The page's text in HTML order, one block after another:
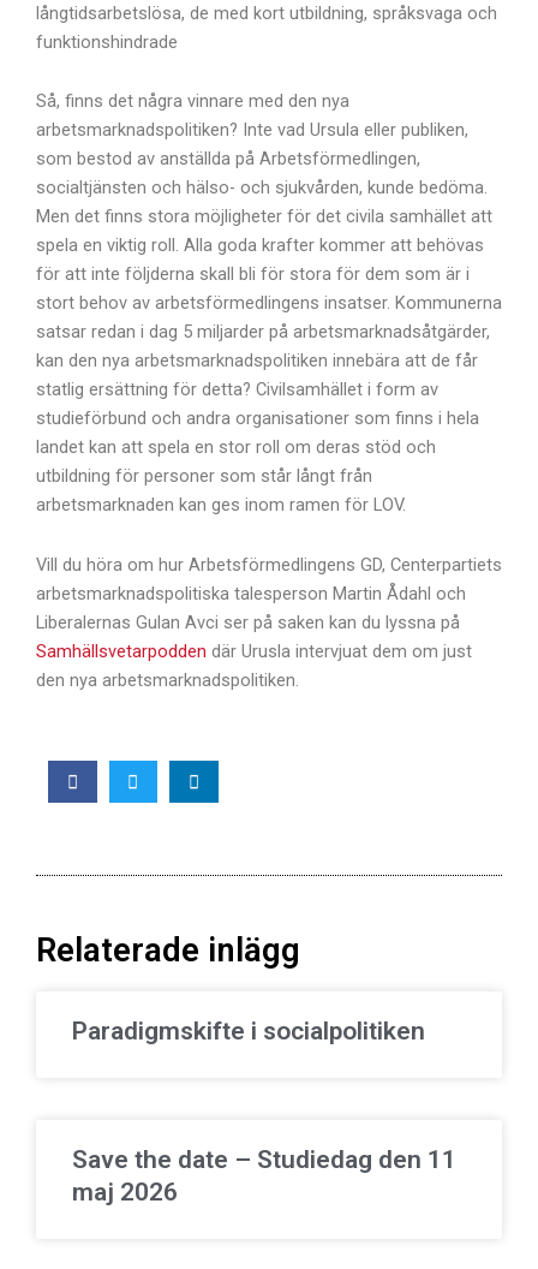
långtidsarbetslösa, de med kort utbildning, språksvaga och
funktionshindrade
Så, finns det några vinnare med den nya
arbetsmarknadspolitiken? Inte vad Ursula eller publiken,
som bestod av anställda på Arbetsförmedlingen,
socialtjänsten och hälso- och sjukvården, kunde bedöma.
Men det finns stora möjligheter för det civila samhället att
spela en viktig roll. Alla goda krafter kommer att behövas
för att inte följderna skall bli för stora för dem som är i
stort behov av arbetsförmedlingens insatser. Kommunerna
satsar redan i dag 5 miljarder på arbetsmarknadsåtgärder,
kan den nya arbetsmarknadspolitiken innebära att de får
statlig ersättning för detta? Civilsamhället i form av
studieförbund och andra organisationer som finns i hela
landet kan att spela en stor roll om deras stöd och
utbildning för personer som står långt från
arbetsmarknaden kan ges inom ramen för LOV.
Vill du höra om hur Arbetsförmedlingens GD, Centerpartiets
arbetsmarknadspolitiska talesperson Martin Ådahl och
Liberalernas Gulan Avci ser på saken kan du lyssna på
Samhällsvetarpodden där Urusla intervjuat dem om just
den nya arbetsmarknadspolitiken.
Relaterade inlägg
Paradigmskifte i socialpolitiken
Save the date – Studiedag den 11
maj 2026